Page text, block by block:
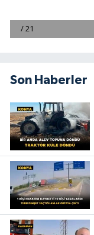
Son Haberler